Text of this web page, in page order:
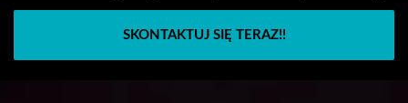
SKONTAKTUJ SIĘ TERAZ!!